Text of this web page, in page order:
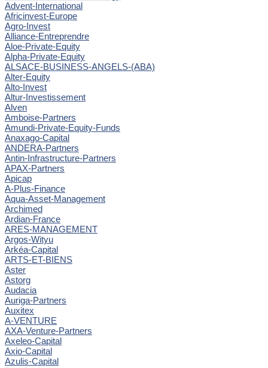
Advent-International
Africinvest-Europe
Agro-Invest
Alliance-Entreprendre
Aloe-Private-Equity
Alpha-Private-Equity
ALSACE-BUSINESS-ANGELS-(ABA)
Alter-Equity
Alto-Invest
Altur-Investissement
Alven
Amboise-Partners
Amundi-Private-Equity-Funds
Anaxago-Capital
ANDERA-Partners
Antin-Infrastructure-Partners
APAX-Partners
Apicap
A-Plus-Finance
Aqua-Asset-Management
Archimed
Ardian-France
ARES-MANAGEMENT
Argos-Wityu
Arkéa-Capital
ARTS-ET-BIENS
Aster
Astorg
Audacia
Auriga-Partners
Auxitex
A-VENTURE
AXA-Venture-Partners
Axeleo-Capital
Axio-Capital
Azulis-Capital